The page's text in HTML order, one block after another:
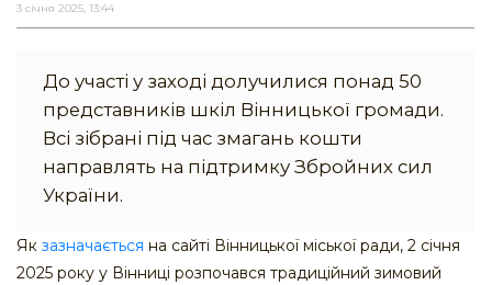
3 січня 2025, 13:44
До участі у заході долучилися понад 50
представників шкіл Вінницької громади.
Всі зібрані під час змагань кошти
направлять на підтримку Збройних сил
України.
Як зазначається на сайті Вінницької міської ради, 2 січня
2025 року у Вінниці розпочався традиційний зимовий